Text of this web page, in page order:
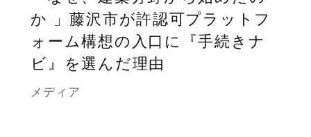
か 」藤沢市が許認可プラットフ
ォーム構想の入口に『手続きナ
ビ』を選んだ理由
メディア